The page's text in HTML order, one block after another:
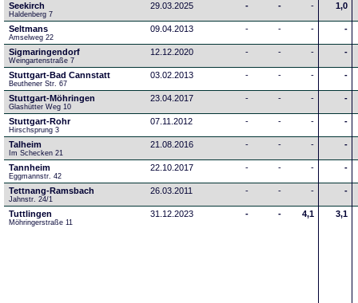
Seekirch
Haldenberg 7
29.03.2025 - - - 1,0
Seltmans
Amselweg 22
09.04.2013 - - - -
Sigmaringendorf
Weingartenstraße 7
12.12.2020 - - - -
Stuttgart-Bad Cannstatt
Beuthener Str. 67
03.02.2013 - - - -
Stuttgart-Möhringen
Glashütter Weg 10
23.04.2017 - - - -
Stuttgart-Rohr
Hirschsprung 3
07.11.2012 - - - -
Talheim
Im Schecken 21
21.08.2016 - - - -
Tannheim
Eggmannstr. 42
22.10.2017 - - - -
Tettnang-Ramsbach
Jahnstr. 24/1
26.03.2011 - - - -
Tuttlingen
Möhringerstraße 11
31.12.2023 - - 4,1 3,1